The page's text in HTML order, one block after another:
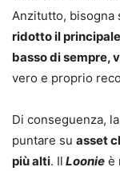
Anzitutto, bisogna
ridotto il
basso di sempre,
vero e proprio
Di conseguenza,
puntare su asset
più alti. Il Loonie è